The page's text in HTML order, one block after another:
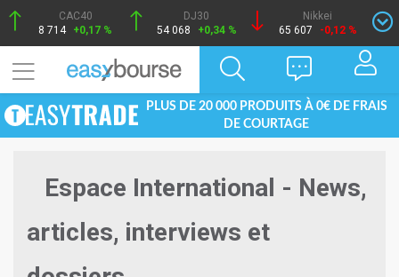
CAC40
8 714 +0,17 %
DJ30
54 068
+0,34 %
Nikkei
65 607
-0,12 %
PLUS DE 20 000 PRODUITS À 0€ DE FRAIS
DE COURTAGE
Espace International - News,
articles, interviews et